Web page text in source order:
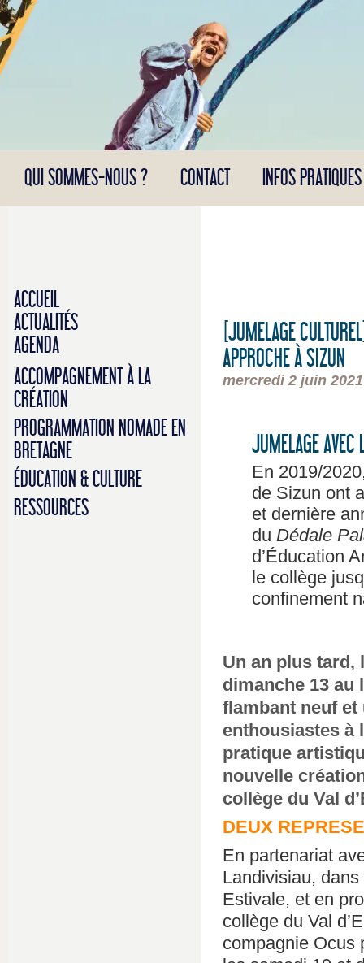
Panneau de gestion des cookies
QUI SOMMES-NOUS ? CONTACT INFOS PRATIQUES
ACCUEIL
ACTUALITÉS
AGENDA
ACCOMPAGNEMENT À LA
CRÉATION
PROGRAMMATION NOMADE EN
BRETAGNE
ÉDUCATION & CULTURE
RESSOURCES
[JUMELAGE
APPROCHE À SIZUN
mercredi 2 juin 2021
JUMELAGE AVEC
En 2019/
de Sizun ont
et dernière
du Dédale
d’Éducation
le collège
confinement
Un an plus tard,
dimanche 13 au
flambant neuf et
enthousiastes à
pratique
nouvelle
collège du Val
DEUX
En partenariat
Landivisiau,
Estivale, et en
collège du Val
compagnie Ocus